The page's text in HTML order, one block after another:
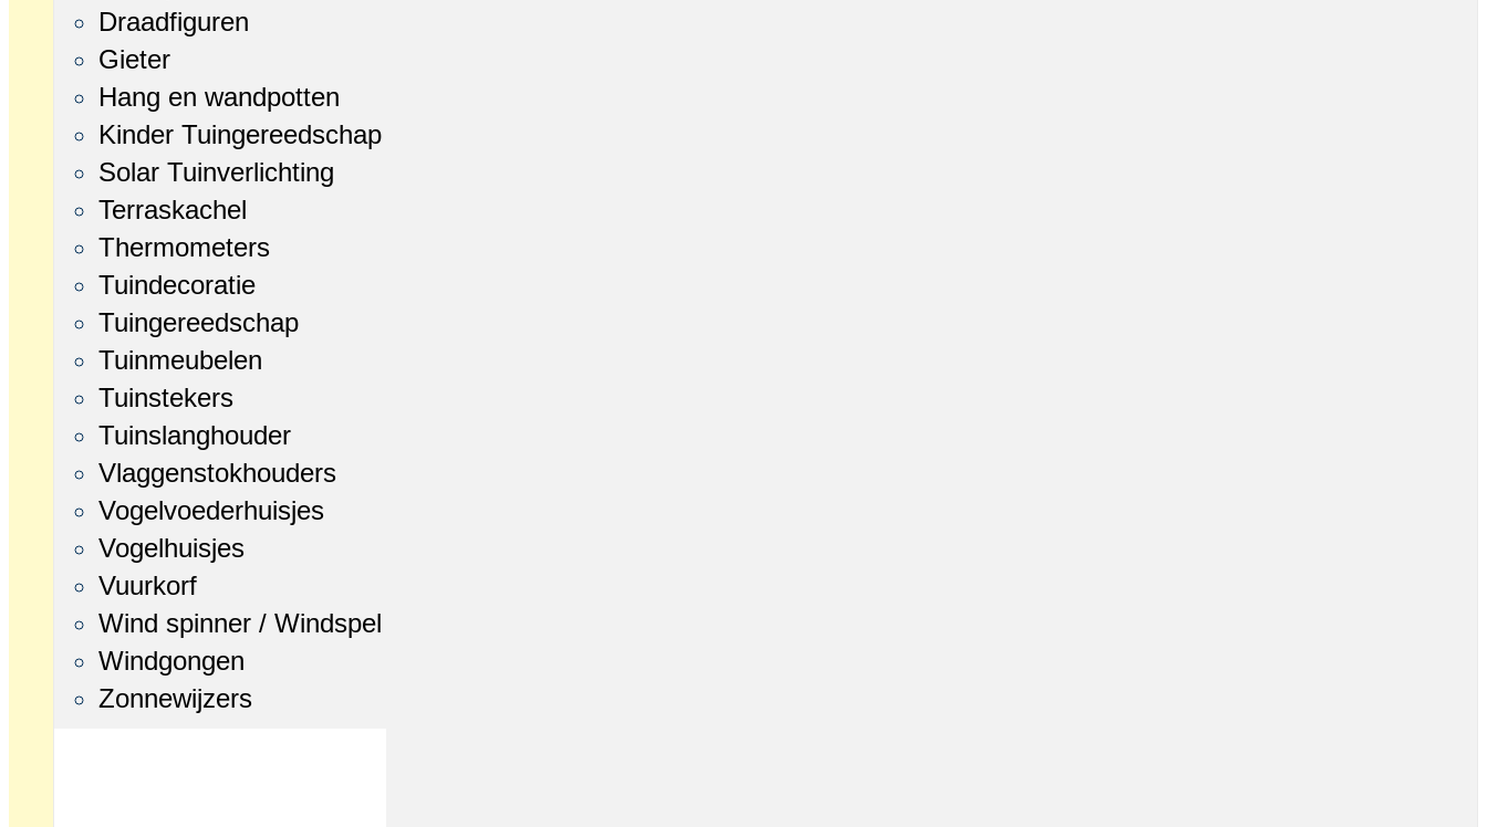
Draadfiguren
Gieter
Hang en wandpotten
Kinder Tuingereedschap
Solar Tuinverlichting
Terraskachel
Thermometers
Tuindecoratie
Tuingereedschap
Tuinmeubelen
Tuinstekers
Tuinslanghouder
Vlaggenstokhouders
Vogelvoederhuisjes
Vogelhuisjes
Vuurkorf
Wind spinner / Windspel
Windgongen
Zonnewijzers